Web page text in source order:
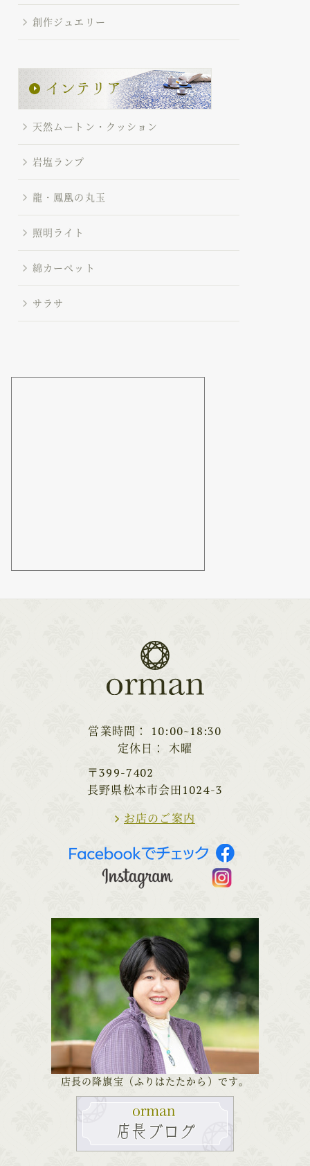
創作ジュエリー
天然ムートン・クッション
岩塩ランプ
龍・鳳凰の丸玉
照明ライト
綿カーペット
サラサ
営業時間
10:00~18:30
定休日
木曜
〒399-7402
長野県松本市会田1024-3
お店のご案内
店長の降旗宝（ふりはたたから）です。